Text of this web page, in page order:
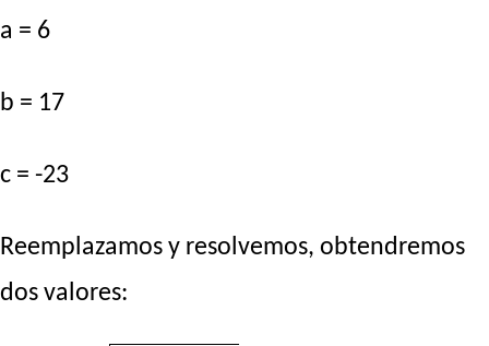
a = 6
b = 17
c = -23
Reemplazamos y resolvemos, obtendremos
dos valores: